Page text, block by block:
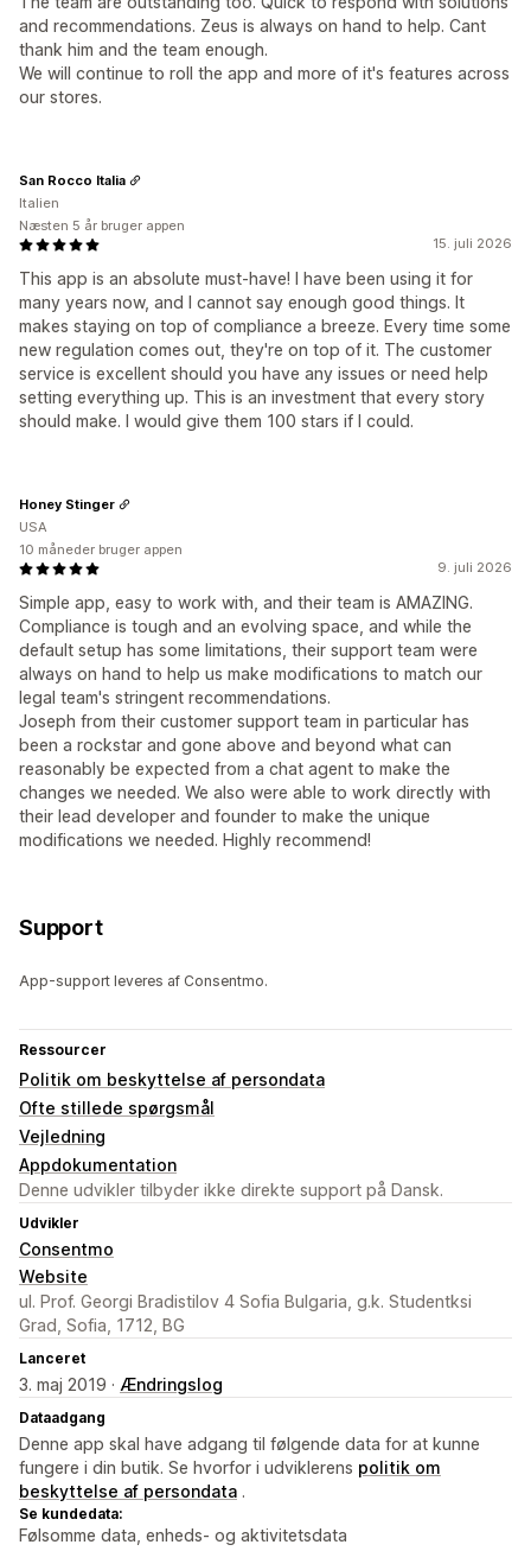
and recommendations. Zeus is always on hand to help. Cant
thank him and the team enough.
We will continue to roll the app and more of it's features across
our stores.
15. juli 2026
This app is an absolute must-have! I have been using it for
many years now, and I cannot say enough good things. It
makes staying on top of compliance a breeze. Every time some
new regulation comes out, they're on top of it. The customer
service is excellent should you have any issues or need help
setting everything up. This is an investment that every story
should make. I would give them 100 stars if I could.
San Rocco Italia
Italien
Næsten 5 år bruger appen
9. juli 2026
Simple app, easy to work with, and their team is AMAZING.
Compliance is tough and an evolving space, and while the
default setup has some limitations, their support team were
always on hand to help us make modifications to match our
legal team's stringent recommendations.
Joseph from their customer support team in particular has
been a rockstar and gone above and beyond what can
reasonably be expected from a chat agent to make the
changes we needed. We also were able to work directly with
their lead developer and founder to make the unique
modifications we needed. Highly recommend!
Honey Stinger
USA
10 måneder bruger appen
Support
App-support leveres af Consentmo.
Ressourcer
Politik om beskyttelse af persondata
Ofte stillede spørgsmål
Vejledning
Appdokumentation
Denne udvikler tilbyder ikke direkte support på Dansk.
Udvikler
Consentmo
Website
ul. Prof. Georgi Bradistilov 4 Sofia Bulgaria, g.k. Studentksi
Grad, Sofia, 1712, BG
Lanceret
3. maj 2019 · Ændringslog
Dataadgang
Denne app skal have adgang til følgende data for at kunne
fungere i din butik. Se hvorfor i udviklerens politik om
beskyttelse af persondata .
Se kundedata:
Følsomme data, enheds- og aktivitetsdata